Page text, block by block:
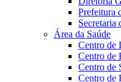
Prefeitura
Secretaria
Área da Saúde
Centro de
Centro de
Centro de
Centro de